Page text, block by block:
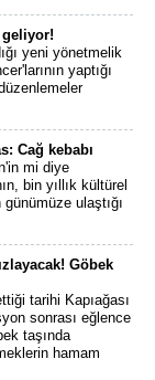
geliyor!
yeni yönetmelik
yaptığı
Cağ kebabı
mi diye
bin yıllık kültürel
ulaştığı
Göbek
tarihi Kapıağası
sonrası eğlence
taşında
hamam